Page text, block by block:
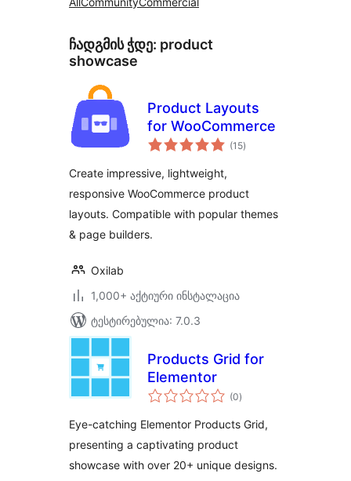
ჩადგმის ჭდე: product
showcase
Product Layouts
for WooCommerce
(15საერთო
რეიტინგი
)
Create impressive, lightweight,
responsive WooCommerce product
layouts. Compatible with popular themes
& page builders.
Oxilab
1,000+ აქტიური ინსტალაცია
ტესტირებულია: 7.0.3
Products Grid for
Elementor
(0საერთო
რეიტინგი
)
Eye-catching Elementor Products Grid,
presenting a captivating product
showcase with over 20+ unique designs.